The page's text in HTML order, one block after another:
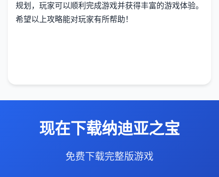
规划，玩家可以顺利完成游戏并获得丰富的游戏体验。
希望以上攻略能对玩家有所帮助！
现在下载纳迪亚之宝
免费下载完整版游戏